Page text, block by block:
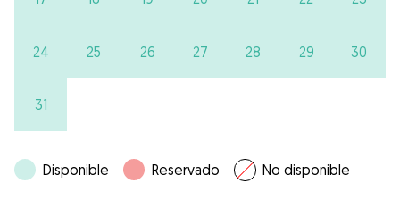
24 25 26 27 28 29 30
31
Disponible Reservado No disponible